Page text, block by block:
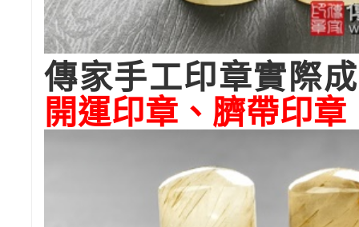
傳家手工印章實際
開運印章、臍帶印章